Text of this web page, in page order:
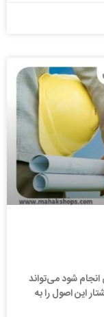
شود می‌تواند
این اصول را به